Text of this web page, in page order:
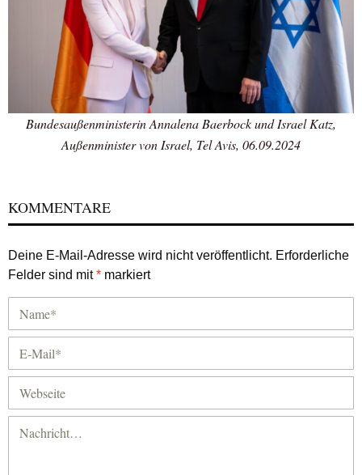
Bundesaußenministerin Annalena Baerbock und Israel Katz,
Außenminister von Israel, Tel Avis, 06.09.2024
KOMMENTARE
Deine E-Mail-Adresse wird nicht veröffentlicht. Erforderliche
Felder sind mit* markiert